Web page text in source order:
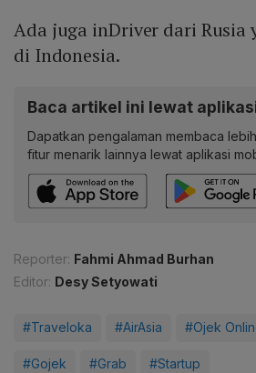
Ada juga inDriver dari Rusia
di Indonesia.
Baca artikel ini lewat
Dapatkan pengalaman membaca
fitur menarik lainnya lewat aplikasi
Reporter: Fahmi Ahmad Burhan
Editor: Desy Setyowati
#Traveloka #AirAsia #Ojek
#Gojek #Grab #Startup